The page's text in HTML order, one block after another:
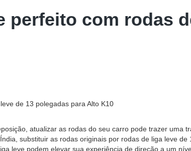
perfeito com rodas
de 13 polegadas para Alto K10
atualizar as rodas do seu carro pode trazer
substituir as rodas originais por rodas de liga leve
leve podem elevar sua experiência de direção a um